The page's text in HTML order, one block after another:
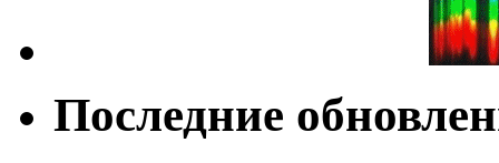
Последние